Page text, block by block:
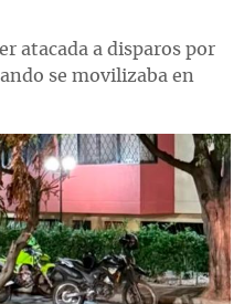
atacada a disparos por
se movilizaba en